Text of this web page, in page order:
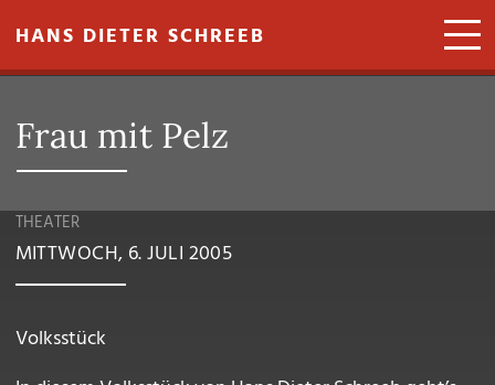
HANS DIETER SCHREEB
Frau mit Pelz
THEATER
MITTWOCH, 6. JULI 2005
Volksstück